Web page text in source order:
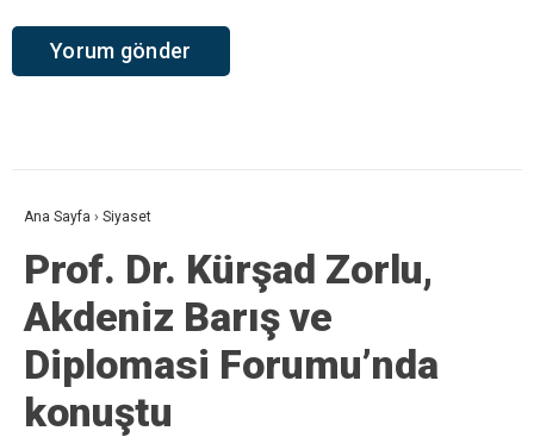
Ana Sayfa › Siyaset
Prof. Dr. Kürşad Zorlu,
Akdeniz Barış ve
Diplomasi Forumu’nda
konuştu